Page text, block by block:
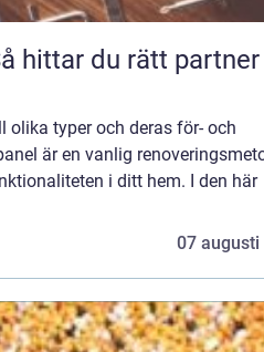
hittar du rätt
olika typer och deras för- och
är en vanlig
i ditt hem. I den här
07 augusti